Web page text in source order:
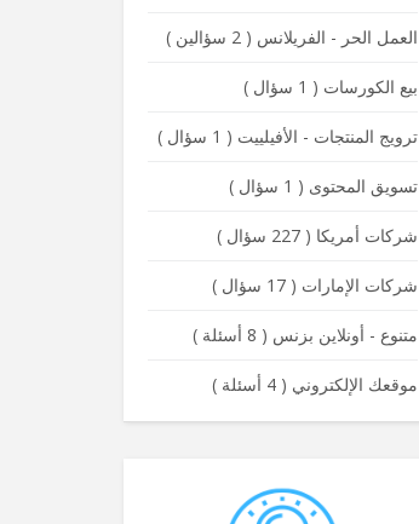
العمل الحر - الفريلانس (2 سؤالين )
بيع الكورسات ( 1 سؤال )
ترويج المنتجات - الأفيلييت ( 1 سؤال )
تسويق المحتوى ( 1 سؤال )
شركات أمريكا (227 سؤال )
شركات الإمارات (17 سؤال )
متنوع - أونلاين بزنس ( 8 أسئلة )
موقعك الإلكتروني (4 أسئلة )